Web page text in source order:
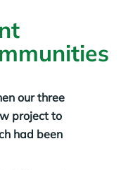
our three
project to
had been